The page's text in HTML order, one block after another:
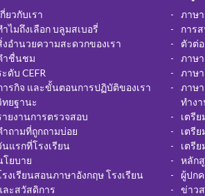
กี่ยวกับเรา
ำไมถึงเลือก บลูมสเบอรี่
งอำนวยความสะดวกของเรา
ำชื่นชม
ะดับ CEFR
ารกิจ และขั้นตอนการปฏิบัติของเรา
ทยฐานะ
ายงานการตรวจสอบ
ำถามที่ถูกถามบ่อย
นแรกที่โรงเรียน
โยบาย
รงเรียนสอนภาษาอังกฤษ โรงเรียน
ละสวัสดิการ
ภาษ
การ
ตัวต่
ภาษ
ภาษ
ภาษ
ทำง
เตรีย
เตรีย
เตรีย
หลัก
ผู้ปก
ข่าว